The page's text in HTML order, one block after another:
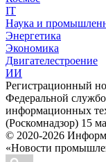
IT
Наука и
Энергетика
Экономика
Двигателестроение
ИИ
Регистрационный
Федеральной
информационных
(Роскомнадзор) 15
© 2020-2026
«Новости